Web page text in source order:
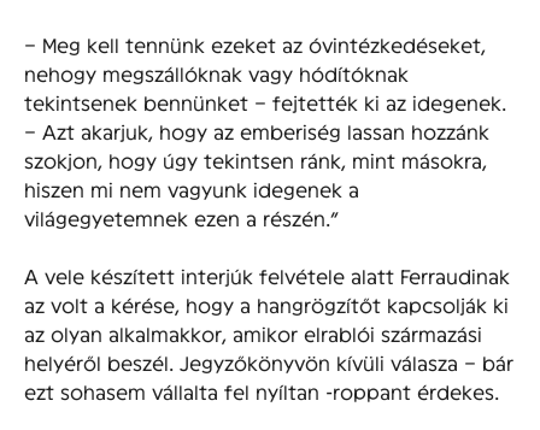
– Meg kell tennünk ezeket az óvintézkedéseket,
nehogy megszállóknak vagy hódítóknak
tekintsenek bennünket – fejtették ki az idegenek.
– Azt akarjuk, hogy az emberiség lassan hozzánk
szokjon, hogy úgy tekintsen ránk, mint másokra,
hiszen mi nem vagyunk idegenek a
világegyetemnek ezen a részén.”
A vele készített interjúk felvétele alatt Ferraudinak
az volt a kérése, hogy a hangrögzítőt kapcsolják ki
az olyan alkalmakkor, amikor elrablói származási
helyéről beszél. Jegyzőkönyvön kívüli válasza – bár
ezt sohasem vállalta fel nyíltan -roppant érdekes.